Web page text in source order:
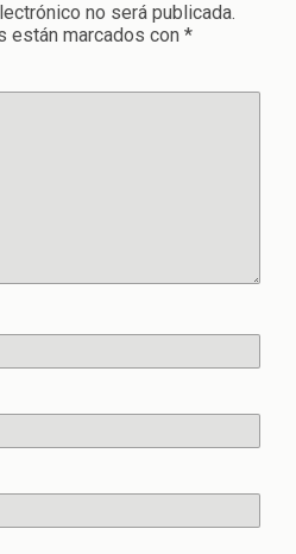
no será publicada.
están marcados con *